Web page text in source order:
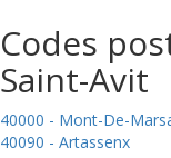
Codes
Saint-Avit
40000 - Mont-De-
40090 - Artassenx